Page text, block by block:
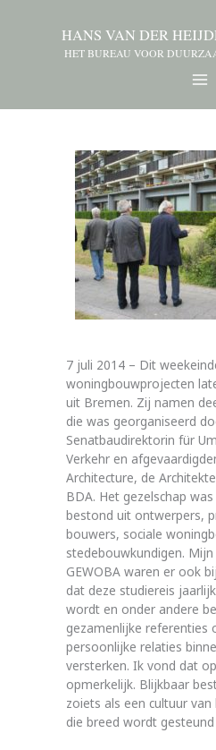
HANS VAN DER
HET BUREAU VOOR
7 juli 2014 – Dit
woningbouwprojecten
uit Bremen. Zij namen
die was georganiseerd
Senatbaudirektorin für
Verkehr en
Architecture, de
BDA. Het gezelschap
bestond uit ontwerpers,
bouwers, sociale
stedebouwkundigen.
GEWOBA waren er ook
dat deze studiereis
wordt en onder andere
gezamenlijke referenties
persoonlijke relaties
versterken. Ik vond dat
opmerkelijk. Blijkbaar
zoiets als een cultuur
die breed wordt